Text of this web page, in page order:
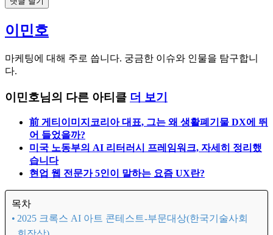
이민호
마케팅에 대해 주로 씁니다. 궁금한 이슈와 인물을 탐구합니
다.
이민호님의 다른 아티클 더 보기
前 게티이미지코리아 대표, 그는 왜 생활폐기물 DX에 뛰
어 들었을까?
미국 노동부의 AI 리터러시 프레임워크, 자세히 정리했
습니다
현업 웹 전문가 5인이 말하는 요즘 UX란?
목차
2025 크록스 AI 아트 콘테스트-부문대상(한국기술사회